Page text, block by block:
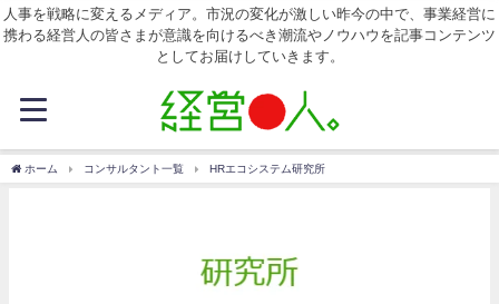
人事を戦略に変えるメディア。市況の変化が激しい昨今の中で、事業経営に
携わる経営人の皆さまが意識を向けるべき潮流やノウハウを記事コンテンツ
としてお届けしていきます。
ホーム コンサルタント一覧 HRエコシステム研究所